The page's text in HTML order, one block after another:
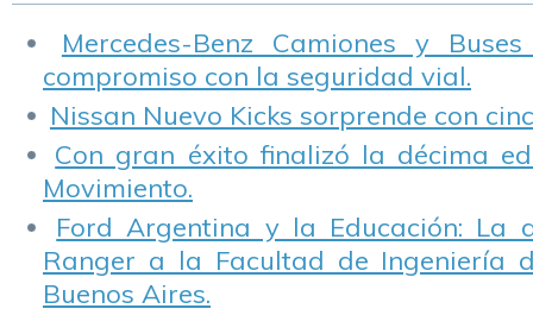
Mercedes-Benz Camiones y
compromiso con la seguridad vial.
Nissan Nuevo Kicks sorprende con
Con gran éxito finalizó la décima
Movimiento.
Ford Argentina y la Educación: La
Ranger a la Facultad de Ingeniería
Buenos Aires.